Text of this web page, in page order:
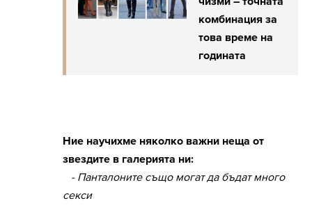
комбинация за
това време на
годината
Ние научихме няколко важни неща от
звездите в галерията ни:
- Панталоните също могат да бъдат много
секси